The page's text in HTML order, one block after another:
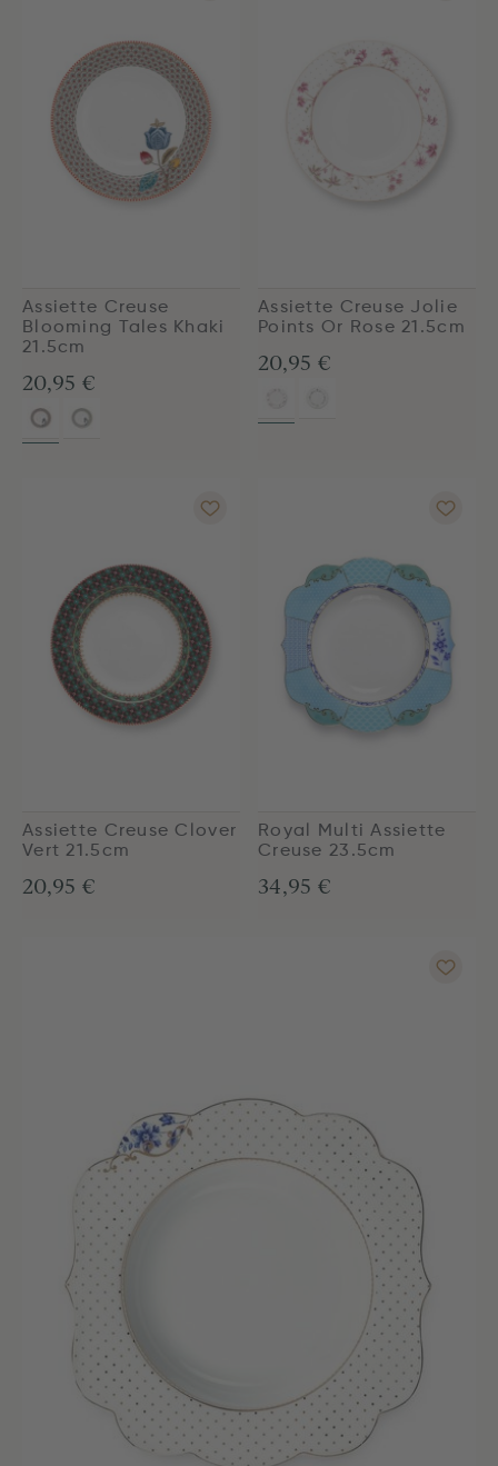
Assiette Creuse
Blooming Tales Khaki
21.5cm
20,95 €
Assiette Creuse Jolie
Points Or Rose 21.5cm
20,95 €
Assiette Creuse Clover
Vert 21.5cm
20,95 €
Royal Multi Assiette
Creuse 23.5cm
34,95 €